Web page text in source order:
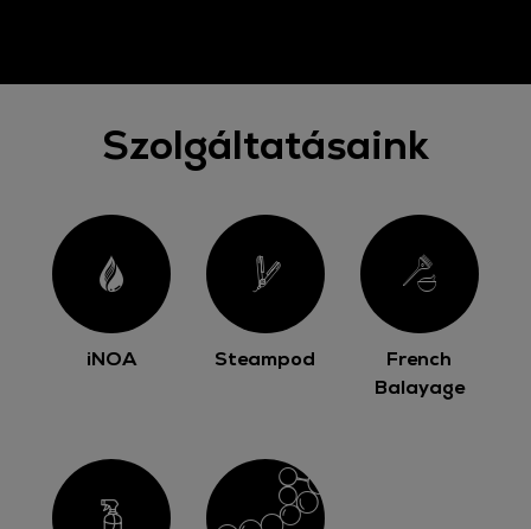
Szolgáltatásaink
iNOA Steampod
French
Balayage